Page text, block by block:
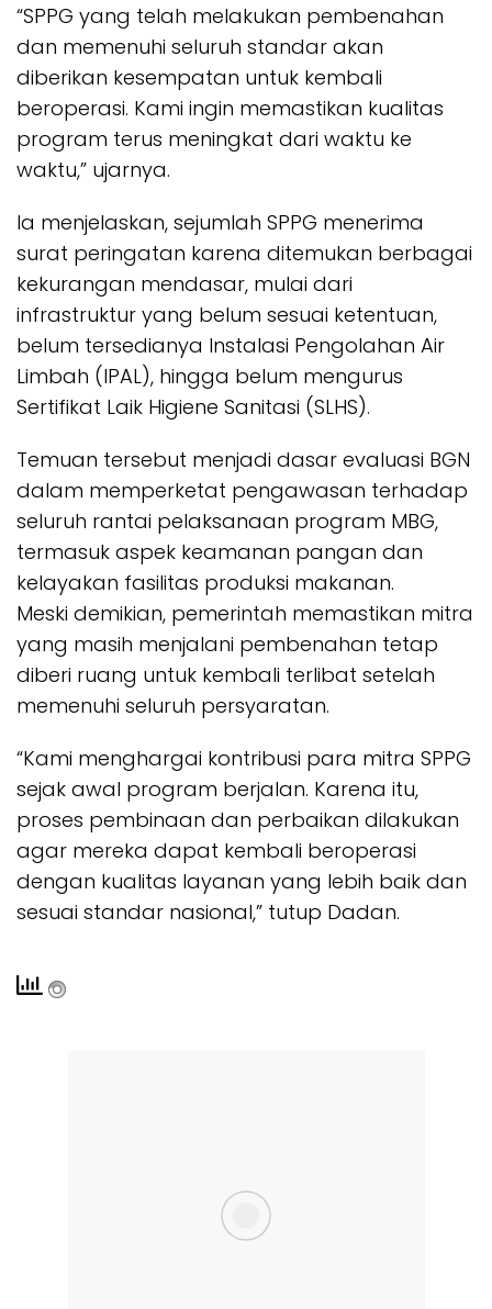
“SPPG yang telah melakukan pembenahan
dan memenuhi seluruh standar akan
diberikan kesempatan untuk kembali
beroperasi. Kami ingin memastikan kualitas
program terus meningkat dari waktu ke
waktu,” ujarnya.
Ia menjelaskan, sejumlah SPPG menerima
surat peringatan karena ditemukan berbagai
kekurangan mendasar, mulai dari
infrastruktur yang belum sesuai ketentuan,
belum tersedianya Instalasi Pengolahan Air
Limbah (IPAL), hingga belum mengurus
Sertifikat Laik Higiene Sanitasi (SLHS).
Temuan tersebut menjadi dasar evaluasi BGN
dalam memperketat pengawasan terhadap
seluruh rantai pelaksanaan program MBG,
termasuk aspek keamanan pangan dan
kelayakan fasilitas produksi makanan.
Meski demikian, pemerintah memastikan mitra
yang masih menjalani pembenahan tetap
diberi ruang untuk kembali terlibat setelah
memenuhi seluruh persyaratan.
“Kami menghargai kontribusi para mitra SPPG
sejak awal program berjalan. Karena itu,
proses pembinaan dan perbaikan dilakukan
agar mereka dapat kembali beroperasi
dengan kualitas layanan yang lebih baik dan
sesuai standar nasional,” tutup Dadan.